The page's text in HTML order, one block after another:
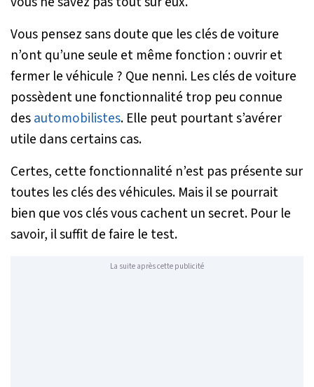
Vous pensez sans doute que les clés de voiture
n’ont qu’une seule et même fonction : ouvrir et
fermer le véhicule ? Que nenni. Les clés de voiture
possèdent une fonctionnalité trop peu connue
desautomobilistes. Elle peut pourtant s’avérer
utile dans certains cas.
Certes, cette fonctionnalité n’est pas présente sur
toutes les clés des véhicules. Mais il se pourrait
bien que vos clés vous cachent un secret. Pour le
savoir, il suffit de faire le test.
La suite après cette publicité